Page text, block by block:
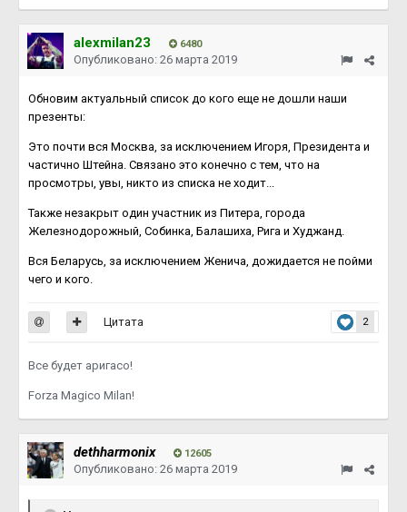
alexmilan23 6480
Опубликовано: 26 марта 2019
Обновим актуальный список до кого еще не дошли наши
презенты:
Это почти вся Москва, за исключением Игоря, Президента и
частично Штейна. Связано это конечно с тем, что на
просмотры, увы, никто из списка не ходит...
Также незакрыт один участник из Питера, города
Железнодорожный, Собинка, Балашиха, Рига и Худжанд.
Вся Беларусь, за исключением Женича, дожидается не пойми
чего и кого.
2
Цитата
Все будет аригасо!
Forza Magico Milan!
dethharmonix 12605
Опубликовано: 26 марта 2019